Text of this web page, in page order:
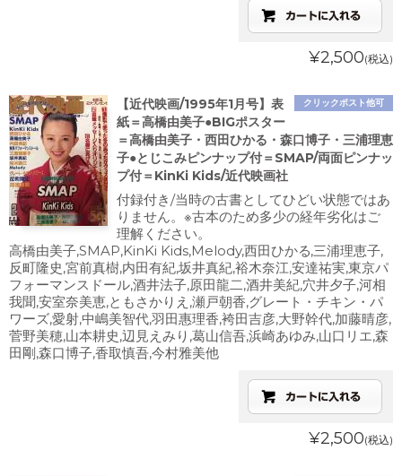
¥2,500(税込)
クリックポスト他可
【近代映画/1995年1月号】表
紙＝高橋由美子●BIGポスター
＝高橋由美子・西田ひかる・森口博子・三浦理恵
子●とじこみピンナップ付＝SMAP/両面ピンナッ
プ付＝KinKi Kids/近代映画社
付録付き/当時の古書としてひどい状態ではあ
りません。※古本のため多少の経年劣化はご
理解ください。
高橋由美子,SMAP,KinKi Kids,Melody,西田ひかる,三浦理恵子,
反町隆史,宮前真樹,内田有紀,坂井真紀,裕木奈江,安達祐実,東京パ
フォーマンスドール,酒井法子,原田龍二,酒井美紀,穴井夕子,河相
我聞,安室奈美恵,ともさかりえ,瀬戸朝香,グレート・チキン・パ
ワーズ,愛射,中嶋美智代,羽田惠理香,袴田吉彦,大野幹代,加藤晴彦,
菅野美穂,山本耕史,辺見えみり,葛山信吾,浜崎あゆみ,山口リエ,森
田剛,森口博子,香取慎吾,今村雅美他
¥2,500(税込)